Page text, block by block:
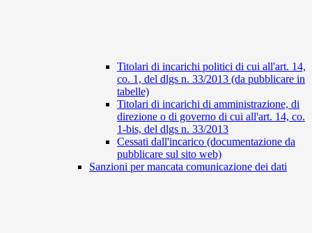
Titolari di incarichi politici di cui all'art. 14,
co. 1, del dlgs n. 33/2013 (da pubblicare in
tabelle)
Titolari di incarichi di amministrazione, di
direzione o di governo di cui all'art. 14, co.
1-bis, del dlgs n. 33/2013
Cessati dall'incarico (documentazione da
pubblicare sul sito web)
Sanzioni per mancata comunicazione dei dati